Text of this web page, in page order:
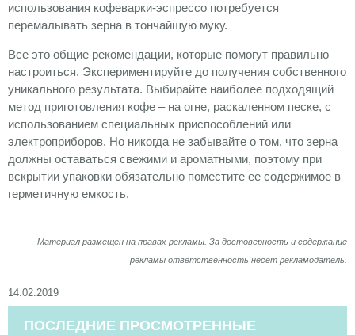
использования кофеварки-эспрессо потребуется
перемалывать зерна в тончайшую муку.
Все это общие рекомендации, которые помогут правильно
настроиться. Экспериментируйте до получения собственного
уникального результата. Выбирайте наиболее подходящий
метод приготовления кофе – на огне, раскаленном песке, с
использованием специальных приспособлений или
электроприборов. Но никогда не забывайте о том, что зерна
должны оставаться свежими и ароматными, поэтому при
вскрытии упаковки обязательно поместите ее содержимое в
герметичную емкость.
Материал размещен на правах рекламы. За достоверность и содержание
рекламы ответственность несет рекламодатель.
14.02.2019
ПОСЛЕДНИЕ ПРОСМОТРЕННЫЕ